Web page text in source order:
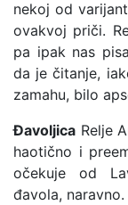
nekoj od
ovakvoj priči.
pa ipak nas
da je čitanje,
zamahu, bilo
Đavoljica Relje
haotično i
očekuje od
đavola, naravno.